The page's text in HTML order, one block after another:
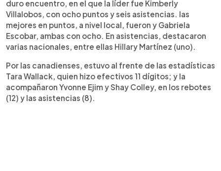
duro encuentro, en el que la líder fue Kimberly
Villalobos, con ocho puntos y seis asistencias. las
mejores en puntos, a nivel local, fueron y Gabriela
Escobar, ambas con ocho. En asistencias, destacaron
varias nacionales, entre ellas Hillary Martínez (uno).
Por las canadienses, estuvo al frente de las estadísticas
Tara Wallack, quien hizo efectivos 11 dígitos; y la
acompañaron Yvonne Ejim y Shay Colley, en los rebotes
(12) y las asistencias (8).